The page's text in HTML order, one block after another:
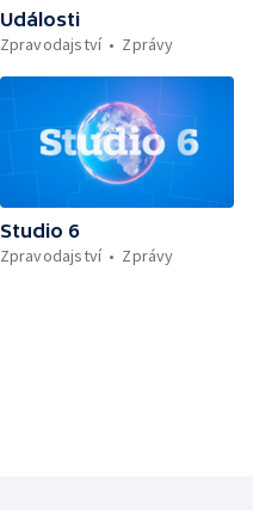
Události
Zpravodajství
Zprávy
Studio 6
Zpravodajství
Zprávy